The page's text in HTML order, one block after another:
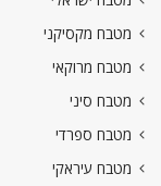
מטבח מקסיקני
מטבח מרוקאי
מטבח סיני
מטבח ספרדי
מטבח עיראקי